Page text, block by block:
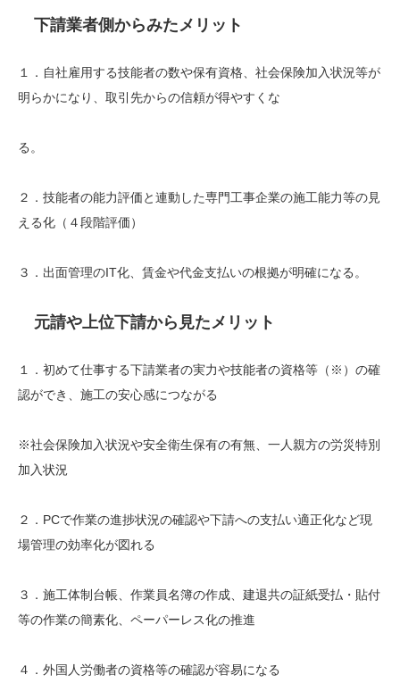
下請業者側からみたメリット
１．自社雇用する技能者の数や保有資格、社会保険加入状況等が
明らかになり、取引先からの信頼が得やすくな
る。
２．技能者の能力評価と連動した専門工事企業の施工能力等の見
える化（４段階評価）
３．出面管理のIT化、賃金や代金支払いの根拠が明確になる。
元請や上位下請から見たメリット
１．初めて仕事する下請業者の実力や技能者の資格等（※）の確
認ができ、施工の安心感につながる
※社会保険加入状況や安全衛生保有の有無、一人親方の労災特別
加入状況
２．PCで作業の進捗状況の確認や下請への支払い適正化など現
場管理の効率化が図れる
３．施工体制台帳、作業員名簿の作成、建退共の証紙受払・貼付
等の作業の簡素化、ペーパーレス化の推進
４．外国人労働者の資格等の確認が容易になる